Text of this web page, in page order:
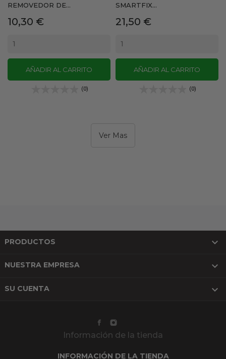
REMOVEDOR DE...
Precio
10,30 €
AÑADIR AL CARRITO
(0)
SMARTFIX...
Precio
21,50 €
AÑADIR AL CARRITO
(0)
Ver Mas
PRODUCTOS 
NUESTRA EMPRESA 
SU CUENTA 
Información de la tienda
INFORMACIÓN DE LA TIENDA